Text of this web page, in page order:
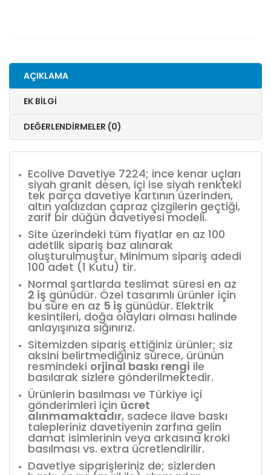
AÇIKLAMA
EK BILGI
DEĞERLENDIRMELER (0)
Ecolive Davetiye 7224; ince kenar uçları
siyah granit desen, içi ise siyah renkteki
tek parça davetiye kartının üzerinden,
altın yaldızdan çapraz çizgilerin geçtiği,
zarif bir düğün davetiyesi modeli.
Site üzerindeki tüm fiyatlar en az 100
adetlik sipariş baz alınarak
oluşturulmuştur. Minimum sipariş adedi
100 adet (1 Kutu) tir.
Normal şartlarda teslimat süresi en az
2 iş günüdür. Özel tasarımlı ürünler için
bu süre en az 5 iş günüdür. Elektrik
kesintileri, doğa olayları olması halinde
anlayışınıza sığınırız.
Sitemizden sipariş ettiğiniz ürünler; siz
aksini belirtmediğiniz sürece, ürünün
resmindeki orjinal baskı rengi ile
basılarak sizlere gönderilmektedir.
Ürünlerin basılması ve Türkiye içi
gönderimleri için ücret
alınmamaktadır, sadece ilave baskı
talepleriniz davetiyenin zarfına gelin
damat isimlerinin veya arkasına kroki
basılması vs. extra ücretlendirilir.
Davetiye siparişleriniz de; sizlerden